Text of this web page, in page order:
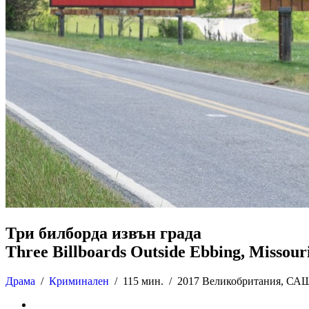
Три билборда извън града
Three Billboards Outside Ebbing,
Драма / Криминален / 115 мин. / 2017 Великобритания,